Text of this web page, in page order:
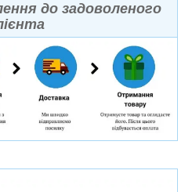
до задоволеного